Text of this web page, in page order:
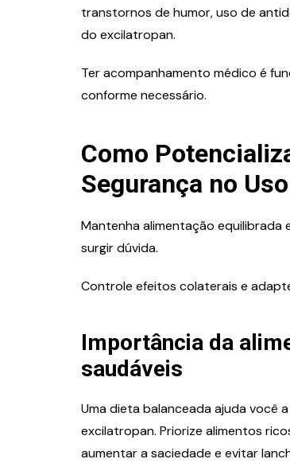
transtornos de humor, uso de
do excilatropan.
Ter acompanhamento médico é
conforme necessário.
Como
Segurança no Uso
Mantenha alimentação equilibrada
surgir dúvida.
Controle efeitos colaterais e
Importância da
saudáveis
Uma dieta balanceada ajuda você
excilatropan. Priorize alimentos
aumentar a saciedade e evitar